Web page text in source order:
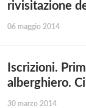
rivisitazione
06 maggio 2014
Iscrizioni.
alberghiero.
30 marzo 2014